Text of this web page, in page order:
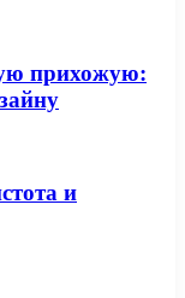
прихожую:
и